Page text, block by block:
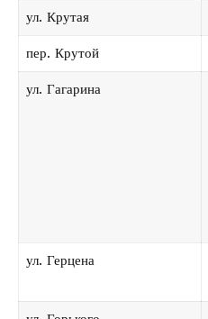
ул. Крутая
пер. Крутой
ул. Гагарина
ул. Герцена